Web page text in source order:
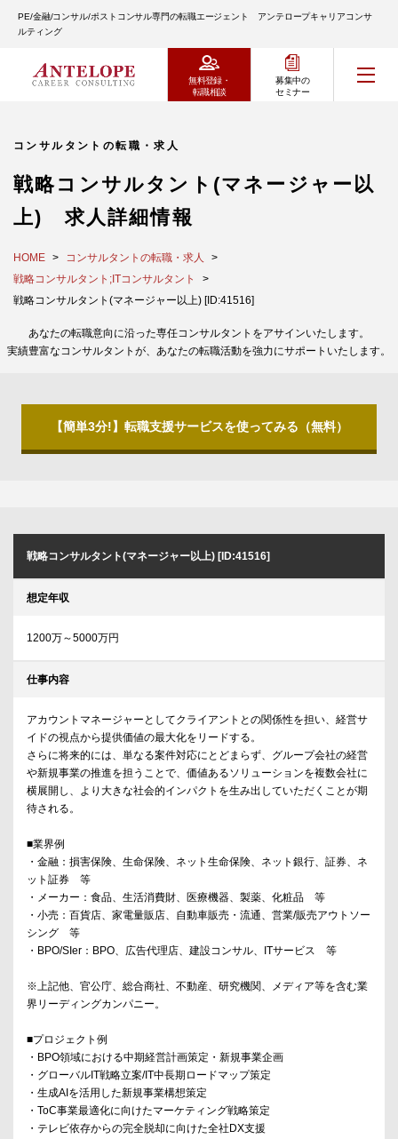
PE/金融/コンサル/ポストコンサル専門の転職エージェント アンテロープキャリアコンサ
ルティング
無料登録・
転職相談
募集中の
セミナー
コンサルタントの転職・求人
戦略コンサルタント(マネージャー以
上) 求人詳細情報
HOME
コンサルタントの転職・求人
戦略コンサルタント;ITコンサルタント
戦略コンサルタント(マネージャー以上) [ID:41516]
あなたの転職意向に沿った専任コンサルタントをアサインいたします。
実績豊富なコンサルタントが、あなたの転職活動を強力にサポートいたします。
【簡単3分!】転職支援サービスを使ってみる（無料）
戦略コンサルタント(マネージャー以上) [ID:41516]
想定年収
1200万～5000万円
仕事内容
アカウントマネージャーとしてクライアントとの関係性を担い、経営サ
イドの視点から提供価値の最大化をリードする。
さらに将来的には、単なる案件対応にとどまらず、グループ会社の経営
や新規事業の推進を担うことで、価値あるソリューションを複数会社に
横展開し、より大きな社会的インパクトを生み出していただくことが期
待される。
■業界例
・金融：損害保険、生命保険、ネット生命保険、ネット銀行、証券、ネ
ット証券 等
・メーカー：食品、生活消費財、医療機器、製薬、化粧品 等
・小売：百貨店、家電量販店、自動車販売・流通、営業/販売アウトソー
シング 等
・BPO/SIer：BPO、広告代理店、建設コンサル、ITサービス 等
※上記他、官公庁、総合商社、不動産、研究機関、メディア等を含む業
界リーディングカンパニー。
■プロジェクト例
・BPO領域における中期経営計画策定・新規事業企画
・グローバルIT戦略立案/IT中長期ロードマップ策定
・生成AIを活用した新規事業構想策定
・ToC事業最適化に向けたマーケティング戦略策定
・テレビ依存からの完全脱却に向けた全社DX支援